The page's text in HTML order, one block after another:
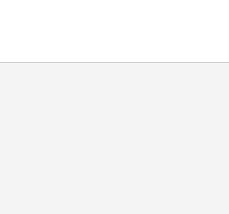
Hostalia Hotel Expo & Business Class en